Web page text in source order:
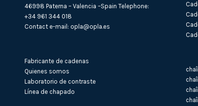
46998 Paterna – Valencia –Spain Telephone:
+34 961 344 018
Contact e-mail: opla@opla.es
Fabricante de cadenas
Quienes somos
Laboratorio de contraste
Línea de chapado